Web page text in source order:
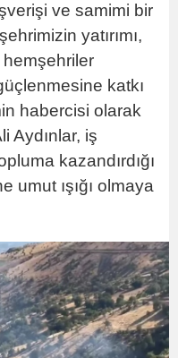
ve samimi bir
yatırımı,
hemşehriler
katkı
habercisi olarak
Aydınlar, iş
kazandırdığı
umut ışığı olmaya